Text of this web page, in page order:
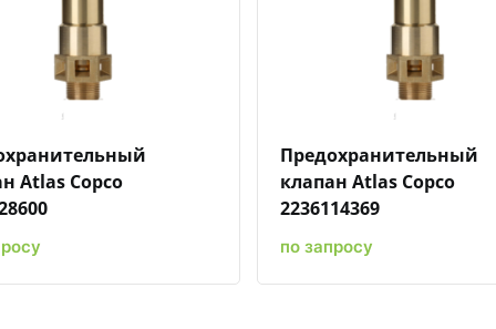
Быстрый просмотрДобавить к сравнению
Atlas Copco
Быстрый просмотр
Добавить к
Предохранительный
клапан Atlas Copco
2236114369
по запросу